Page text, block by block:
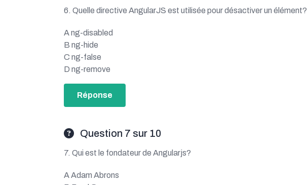
6. Quelle directive AngularJS est utilisée pour désactiver un élément?
A ng-disabled
B ng-hide
C ng-false
D ng-remove
Réponse
Question 7 sur 10
7. Qui est le fondateur de Angularjs?
A Adam Abrons